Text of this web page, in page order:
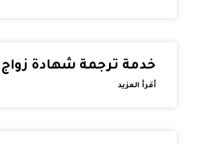
خدمة ترجمة شهادة زواج
أقرأ المزيد